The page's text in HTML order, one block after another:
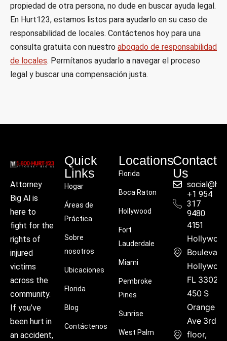
propiedad de otra persona, no dude en buscar ayuda legal.
En Hurt123, estamos listos para ayudarlo en su caso de
responsabilidad de locales. Contáctenos hoy para una
consulta gratuita con nuestro abogado de responsabilidad
de locales. Permítanos ayudarlo a navegar el proceso
legal y buscar una compensación justa.
Attorney
Big Al is
here to
fight for the
rights of
injured
victims
across the
community.
If you’ve
been hurt in
an accident,
Quick
Links
Hogar
Áreas de
Práctica
Sobre
nosotros
Ubicaciones
Florida
Blog
Contáctenos
Locations
Florida
Boca Raton
Hollywood
Fort
Lauderdale
Miami
Pembroke
Pines
Sunrise
West Palm
Contact
Us
+1 954
317
9480
4151
Boulevard,
FL 33021
450 S
Orange
Ave 3rd
floor,